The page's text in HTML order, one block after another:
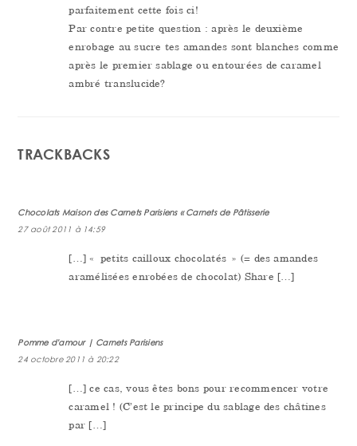
parfaitement cette fois ci!
Par contre petite question : après le deuxième
enrobage au sucre tes amandes sont blanches comme
après le premier sablage ou entourées de caramel
ambré translucide?
TRACKBACKS
Chocolats Maison des Carnets Parisiens « Carnets de Pâtisserie
27 août 2011 à 14:59
[…] « petits cailloux chocolatés » (= des amandes
aramélisées enrobées de chocolat) Share […]
Pomme d'amour | Carnets Parisiens
24 octobre 2011 à 20:22
[…] ce cas, vous êtes bons pour recommencer votre
caramel ! (C’est le principe du sablage des châtines
par […]